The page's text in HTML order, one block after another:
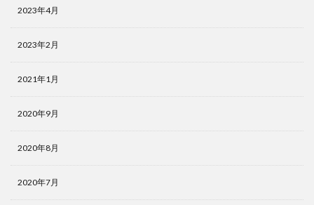
2023年4月
2023年2月
2021年1月
2020年9月
2020年8月
2020年7月